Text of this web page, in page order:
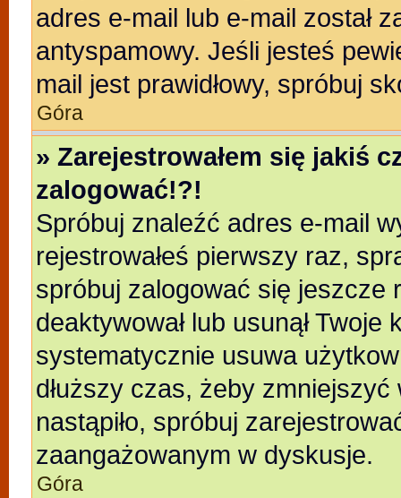
adres e-mail lub e-mail został
antyspamowy. Jeśli jesteś
mail jest prawidłowy, spróbuj
Góra
» Zarejestrowałem się jakiś
zalogować!?!
Spróbuj znaleźć adres e-mail
rejestrowałeś pierwszy raz,
spróbuj zalogować się jeszcze
deaktywował lub usunął
systematycznie usuwa
dłuższy czas, żeby
nastąpiło, spróbuj
zaangażowanym w dyskusje.
Góra